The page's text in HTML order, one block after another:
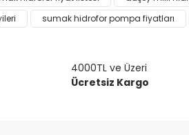
yorumu siz yapın!
sumak hidrofor pompa fiyatları
4000TL ve Üzeri
Ücretsiz Kargo